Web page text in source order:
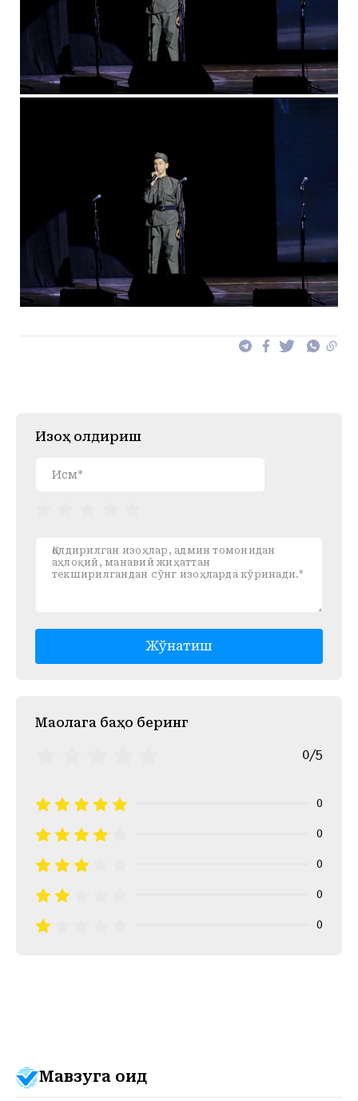
Изоҳ қолдириш
Жўнатиш
Mақолага баҳо беринг
0/5
0
0
0
0
0
Мавзуга оид